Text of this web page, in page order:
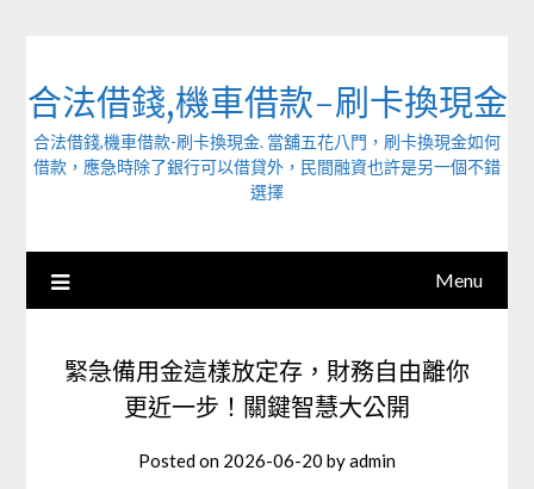
合法借錢,機車借款-刷卡換現金
合法借錢,機車借款-刷卡換現金. 當舖五花八門，刷卡換現金如何
借款，應急時除了銀行可以借貸外，民間融資也許是另一個不錯
選擇
Menu
緊急備用金這樣放定存，財務自由離你
更近一步！關鍵智慧大公開
Posted on 2026-06-20 byadmin